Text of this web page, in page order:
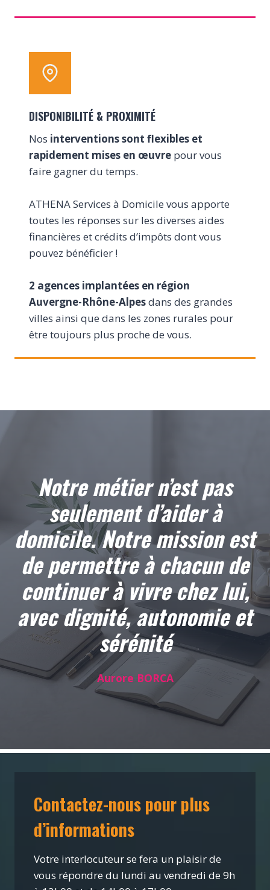
DISPONIBILITÉ & PROXIMITÉ
Nos interventions sont flexibles et
rapidement mises en œuvre pour vous
faire gagner du temps.
ATHENA Services à Domicile vous apporte
toutes les réponses sur les diverses aides
financières et crédits d’impôts dont vous
pouvez bénéficier !
2 agences implantées en région
Auvergne-Rhône-Alpesdans des grandes
villes ainsi que dans les zones rurales pour
être toujours plus proche de vous.
Notre métier n’est pas
seulement d’aider à
domicile. Notre mission est
de permettre à chacun de
continuer à vivre chez lui,
avec dignité, autonomie et
sérénité
Aurore BORCA
Contactez-nous pour plus
d’informations
Votre interlocuteur se fera un plaisir de
vous répondre du lundi au vendredi de 9h